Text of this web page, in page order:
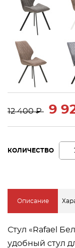
12 400 ₽ 9
КОЛИЧЕСТВО
Описание
Стул «Rafael
удобный стул